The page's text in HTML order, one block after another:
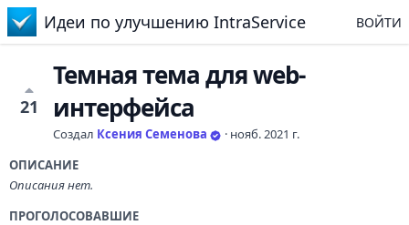
Идеи по улучшению IntraService ВОЙТИ
21
Темная тема для web-
интерфейса
Создал Ксения Семенова · нояб. 2021 г.
ОПИСАНИЕ
Описания нет.
ПРОГОЛОСОВАВШИЕ